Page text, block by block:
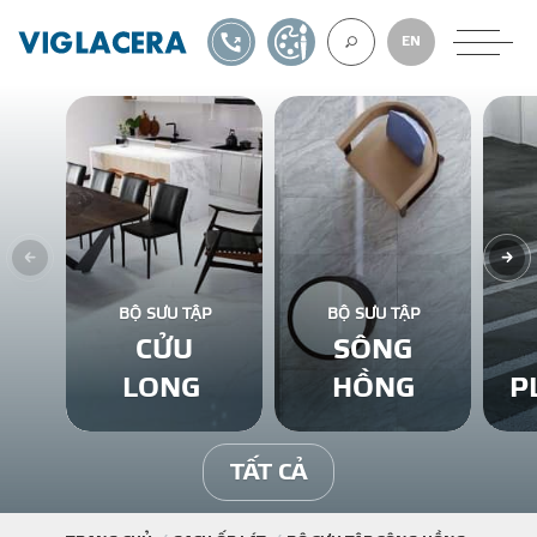
VỀ CHÚNG
GẠCH ỐP LÁT
BÊ TÔNG KHÍ
NGÓI LỢP
EN
1900561582TỰ THIẾT KẾ
BỘ SƯU TẬP
CỬU
LONG
BỘ SƯU TẬP
SÔNG
HỒNG
TẤT CẢ